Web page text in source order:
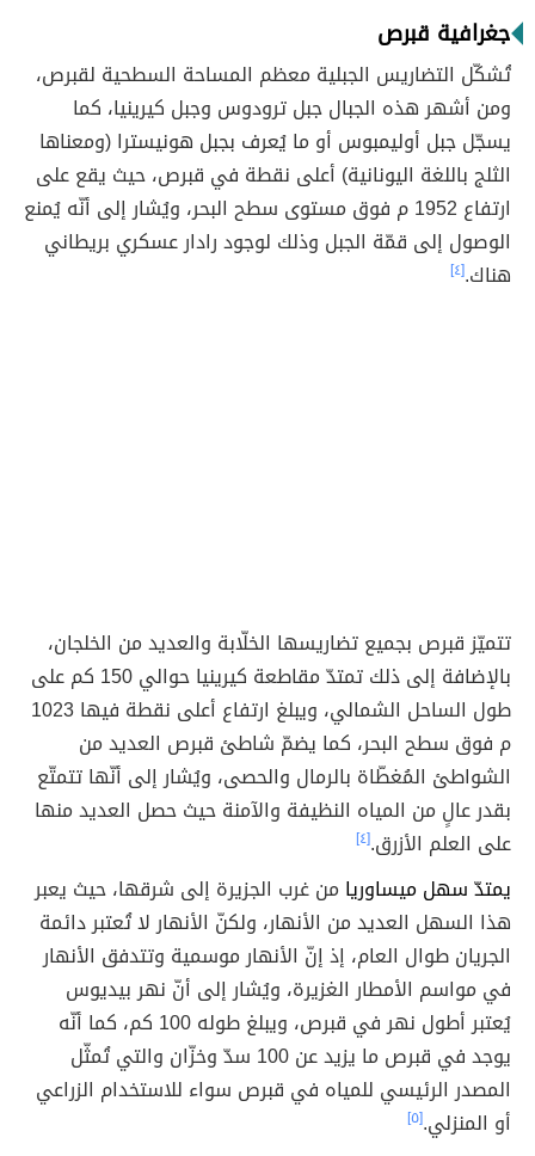
جغرافية قبرص
تُشكّل التضاريس الجبلية معظم المساحة السطحية لقبرص،
ومن أشهر هذه الجبال جبل ترودوس وجبل كيرينيا، كما
يسجّل جبل أوليمبوس أو ما يُعرف بجبل هونيسترا (ومعناها
الثلج باللغة اليونانية) أعلى نقطة في قبرص، حيث يقع على
ارتفاع 1952 م فوق مستوى سطح البحر، ويُشار إلى أنّه يُمنع
الوصول إلى قمّة الجبل وذلك لوجود رادار عسكري بريطاني
هناك.[٤]
تتميّز قبرص بجميع تضاريسها الخلّابة والعديد من الخلجان،
بالإضافة إلى ذلك تمتدّ مقاطعة كيرينيا حوالي 150 كم على
طول الساحل الشمالي، ويبلغ ارتفاع أعلى نقطة فيها 1023
م فوق سطح البحر، كما يضمّ شاطئ قبرص العديد من
الشواطئ المُغطّاة بالرمال والحصى، ويُشار إلى أنّها تتمتّع
بقدر عالٍ من المياه النظيفة والآمنة حيث حصل العديد منها
على العلم الأزرق.[٤]
يمتدّ سهل ميساوريا من غرب الجزيرة إلى شرقها، حيث يعبر
هذا السهل العديد من الأنهار، ولكنّ الأنهار لا تُعتبر دائمة
الجريان طوال العام، إذ إنّ الأنهار موسمية وتتدفق الأنهار
في مواسم الأمطار الغزيرة، ويُشار إلى أنّ نهر بيديوس
يُعتبر أطول نهر في قبرص، ويبلغ طوله 100 كم، كما أنّه
يوجد في قبرص ما يزيد عن 100 سدّ وخزّان والتي تُمثّل
المصدر الرئيسي للمياه في قبرص سواء للاستخدام الزراعي
أو المنزلي.[٥]